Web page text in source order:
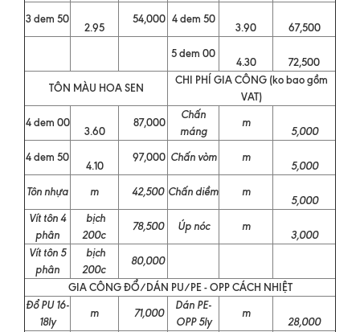
3 dem 50
2.95
54,000 4 dem 50
3.90
67,500
5 dem 00
4.30
72,500
TÔN MÀU HOA SEN
CHI PHÍ GIA CÔNG (ko bao gồm
VAT)
4 dem 00
3.60
87,000
Chấn
máng
m
5,000
4 dem 50
4.10
97,000 Chấn vòm m
5,000
Tôn nhựa
m 42,500 Chấn diềm m
5,000
Vít tôn 4
phân
bịch
200c
78,500 Úp nóc m
3,000
Vít tôn 5
phân
bịch
200c
80,000
GIA CÔNG ĐỔ/DÁN PU/PE - OPP CÁCH NHIỆT
Đổ PU 16-
18ly
m 71,000
Dán PE-
OPP 5ly
m
28,000